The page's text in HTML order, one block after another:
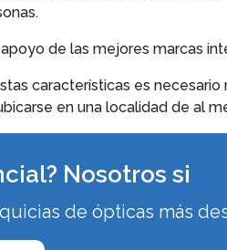
de las mejores marcas
características es
en una localidad de al
Nosotros si
de ópticas más